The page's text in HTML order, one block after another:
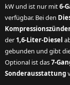
kW und ist nur mit6-
verfügbar. Bei den
der 1,6-Liter-Diesel
gebunden und gibt
Optional ist das7-
Sonderausstattung